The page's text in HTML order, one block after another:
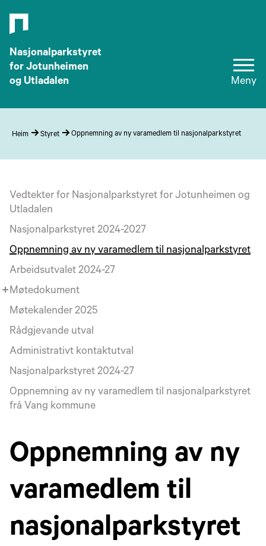
Nasjonalparkstyret
for Jotunheimen
og Utladalen
Meny
Heim Styret Oppnemning av ny varamedlem til nasjonalparkstyret
Vedtekter for Nasjonalparkstyret for Jotunheimen og
Utladalen
Nasjonalparkstyret 2024-2027
Oppnemning av ny varamedlem til nasjonalparkstyret
Arbeidsutvalet 2024-27
Møtedokument
Møtekalender 2025
Rådgjevande utval
Administrativt kontaktutval
Nasjonalparkstyret 2024-27
Oppnemning av ny varamedlem til nasjonalparkstyret
frå Vang kommune
Oppnemning av ny
varamedlem til
nasjonalparkstyret